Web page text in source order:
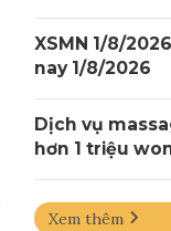
XSMN 1/8/
nay 1/8/2026
Dịch vụ
hơn 1 triệu
Xem thêm